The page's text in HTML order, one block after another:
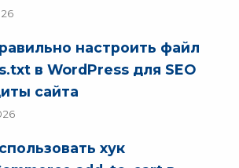
настроить файл
в WordPress для SEO
сайта
хук